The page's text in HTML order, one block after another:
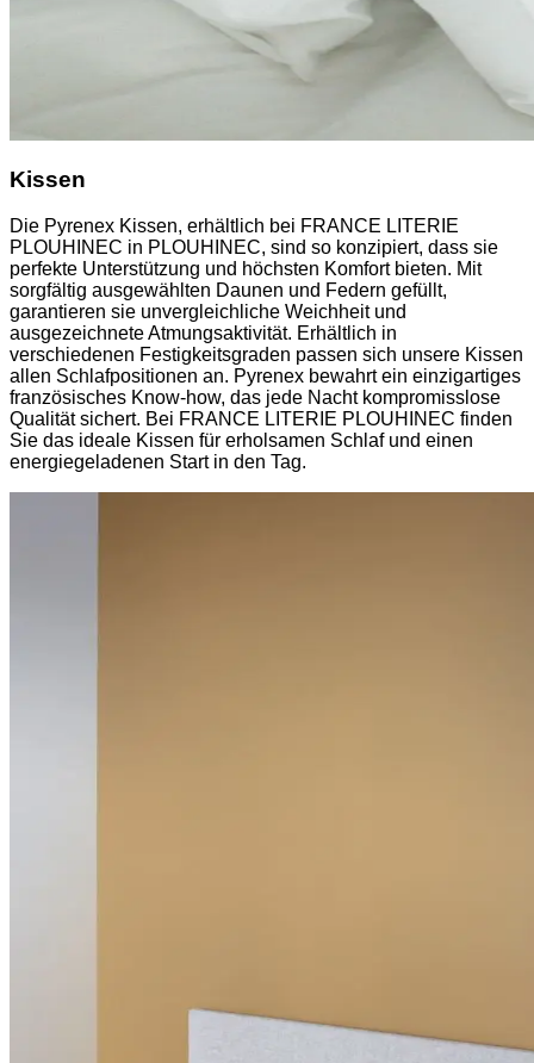
Kissen
Die Pyrenex Kissen, erhältlich bei FRANCE LITERIE
PLOUHINEC in PLOUHINEC, sind so konzipiert, dass sie
perfekte Unterstützung und höchsten Komfort bieten. Mit
sorgfältig ausgewählten Daunen und Federn gefüllt,
garantieren sie unvergleichliche Weichheit und
ausgezeichnete Atmungsaktivität. Erhältlich in
verschiedenen Festigkeitsgraden passen sich unsere Kissen
allen Schlafpositionen an. Pyrenex bewahrt ein einzigartiges
französisches Know-how, das jede Nacht kompromisslose
Qualität sichert. Bei FRANCE LITERIE PLOUHINEC finden
Sie das ideale Kissen für erholsamen Schlaf und einen
energiegeladenen Start in den Tag.